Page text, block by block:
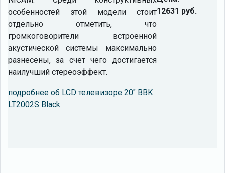
12631 руб.
особенностей этой модели стоит
отдельно отметить, что
громкоговорители встроенной
акустической системы максимально
разнесены, за счет чего достигается
наилучший стереоэффект.
подробнее об LCD телевизоре 20" BBK
LT2002S Black